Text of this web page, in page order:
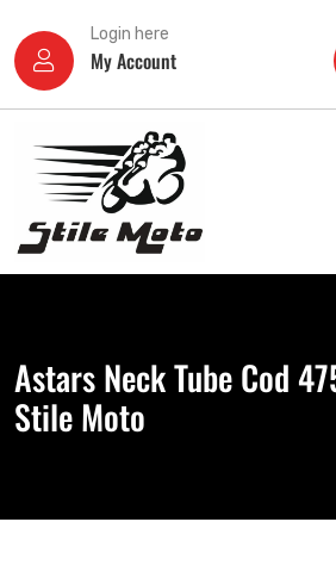
Login here
My Account
Astars Neck Tube Cod
Stile Moto